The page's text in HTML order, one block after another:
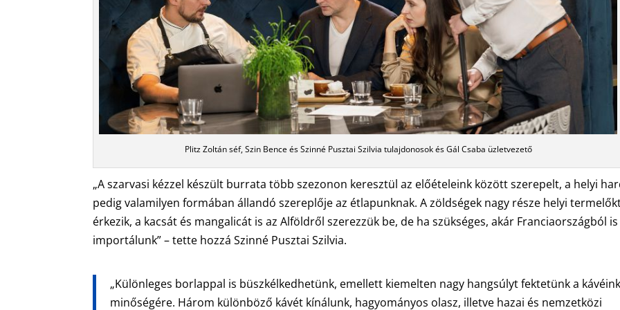
Plitz Zoltán séf, Szin Bence és Szinné Pusztai Szilvia tulajdonosok és Gál Csaba üzletvezető
„A szarvasi kézzel készült burrata több szezonon keresztül az előételeink között szerepelt, a helyi
pedig valamilyen formában állandó szereplője az étlapunknak. A zöldségek nagy része helyi
érkezik, a kacsát és mangalicát is az Alföldről szerezzük be, de ha szükséges, akár Franciaországból is
importálunk” – tette hozzá Szinné Pusztai Szilvia.
„Különleges borlappal is büszkélkedhetünk, emellett kiemelten nagy hangsúlyt fektetünk a kávéink
minőségére. Három különböző kávét kínálunk, hagyományos olasz, illetve hazai és nemzetközi